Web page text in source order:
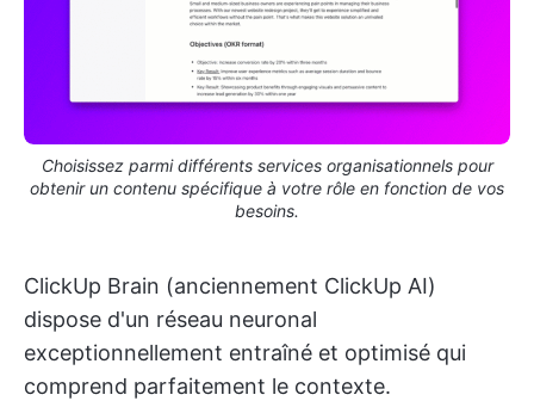
Choisissez parmi différents services organisationnels pour
obtenir un contenu spécifique à votre rôle en fonction de vos
besoins.
ClickUp Brain (anciennement ClickUp AI)
dispose d'un réseau neuronal
exceptionnellement entraîné et optimisé qui
comprend parfaitement le contexte.